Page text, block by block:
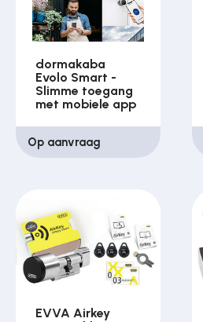
dormakaba
Evolo Smart -
Slimme toegang
met mobiele app
Op aanvraag
EVVA Airkey